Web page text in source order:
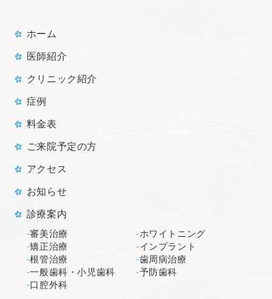
ホーム
医師紹介
クリニック紹介
症例
料金表
ご来院予定の方
アクセス
お知らせ
診療案内
審美治療
ホワイトニング
矯正治療
インプラント
根管治療
歯周病治療
一般歯科・小児歯科
予防歯科
口腔外科